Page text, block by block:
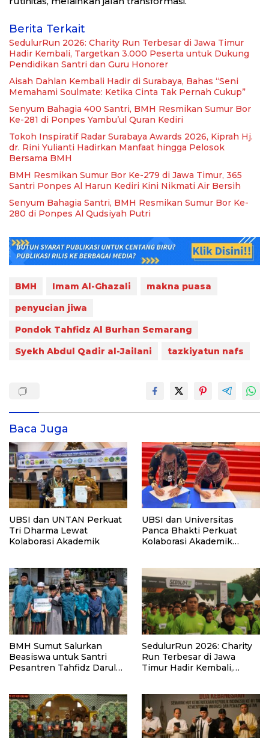
Berita Terkait
SedulurRun 2026: Charity Run Terbesar di Jawa Timur
Hadir Kembali, Targetkan 3.000 Peserta untuk Dukung
Pendidikan Santri dan Guru Honorer
Aisah Dahlan Kembali Hadir di Surabaya, Bahas “Seni
Memahami Soulmate: Ketika Cinta Tak Pernah Cukup”
Senyum Bahagia 400 Santri, BMH Resmikan Sumur Bor
Ke-281 di Ponpes Yambu’ul Quran Kediri
Tokoh Inspiratif Radar Surabaya Awards 2026, Kiprah Hj.
dr. Rini Yulianti Hadirkan Manfaat hingga Pelosok
Bersama BMH
BMH Resmikan Sumur Bor Ke-279 di Jawa Timur, 365
Santri Ponpes Al Harun Kediri Kini Nikmati Air Bersih
Senyum Bahagia Santri, BMH Resmikan Sumur Bor Ke-
280 di Ponpes Al Qudsiyah Putri
BMH Imam Al-Ghazali
makna puasa
penyucian jiwa
Pondok Tahfidz Al Burhan Semarang
Syekh Abdul Qadir al-Jailani
tazkiyatun nafs
Baca Juga
UBSI dan UNTAN Perkuat
Tri Dharma Lewat
Kolaborasi Akademik
UBSI dan Universitas
Panca Bhakti Perkuat
Kolaborasi Akademik
BMH Sumut Salurkan
Beasiswa untuk Santri
Pesantren Tahfidz Darul
SedulurRun 2026: Charity
Run Terbesar di Jawa
Timur Hadir Kembali,
Santri dan Guru Honorer